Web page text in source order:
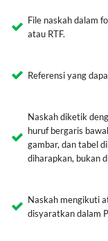
File naskah dalam
atau RTF.
Referensi yang
Naskah diketik
huruf bergaris
gambar, dan tabel
diharapkan, bukan
Naskah mengikuti
disyaratkan dalam